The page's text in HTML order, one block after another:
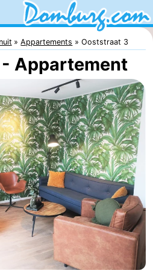
Appartements Ooststraat 3
Appartement